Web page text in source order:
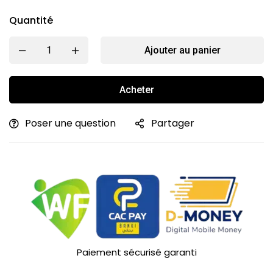
Quantité
Ajouter au panier
Acheter
Poser une question Partager
Paiement sécurisé garanti